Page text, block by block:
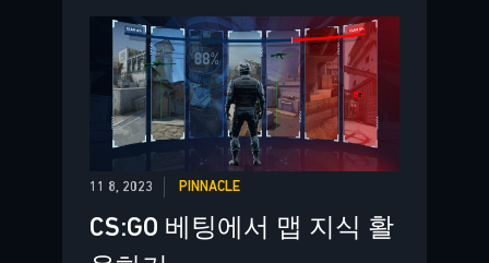
11 8, 2023 PINNACLE
CS:GO 베팅에서 맵 지식 활